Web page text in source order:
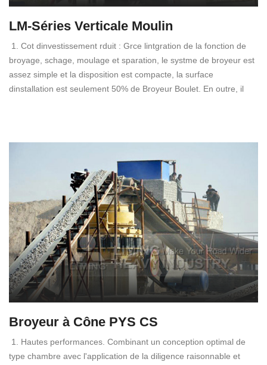
LM-Séries Verticale Moulin
1. Cot dinvestissement rduit : Grce lintgration de la fonction de
broyage, schage, moulage et sparation, le systme de broyeur est
assez simple et la disposition est compacte, la surface
dinstallation est seulement 50% de Broyeur Boulet. En outre, il
Broyeur à Cône PYS CS
1. Hautes performances. Combinant un conception optimal de
type chambre avec l'application de la diligence raisonnable et